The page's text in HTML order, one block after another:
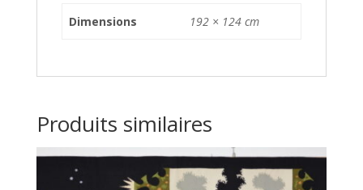
Dimensions 192 × 124 cm
Produits similaires